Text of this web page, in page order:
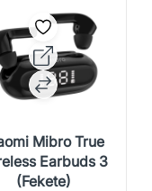
Mibro True
Earbuds 3
(Fekete)